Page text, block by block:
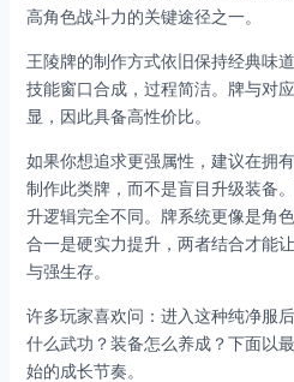
高角色战斗力的关键途径之一。
王陵牌的制作方式依旧保持经典味
技能窗口合成，过程简洁。牌与对
显，因此具备高性价比。
如果你想追求更强属性，建议在拥
制作此类牌，而不是盲目升级装备
升逻辑完全不同。牌系统更像是角
合一是硬实力提升，两者结合才能
与强生存。
许多玩家喜欢问：进入这种纯净服
什么武功？装备怎么养成？下面以
始的成长节奏。